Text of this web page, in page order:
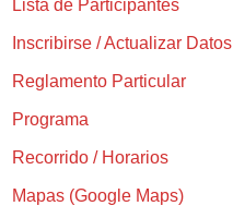
Lista de Participantes
Inscribirse / Actualizar Datos
Reglamento Particular
Programa
Recorrido / Horarios
Mapas (Google Maps)